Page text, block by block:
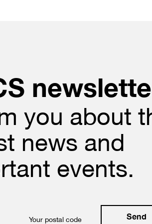
you about
news and
events.
Your postal code